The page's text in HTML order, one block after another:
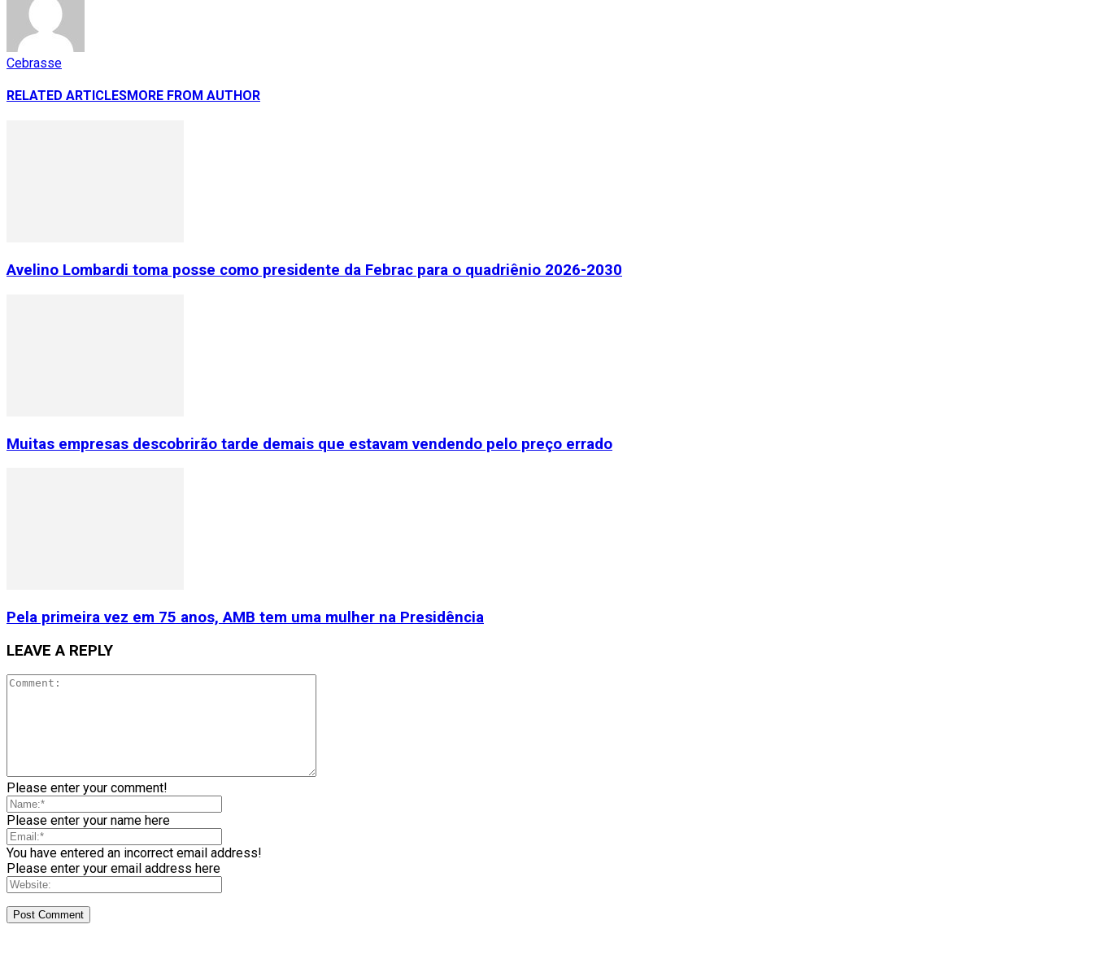
Cebrasse
RELATED ARTICLESMORE FROM AUTHOR
Avelino Lombardi toma posse como presidente da Febrac para o quadriênio 2026-2030
Muitas empresas descobrirão tarde demais que estavam vendendo pelo preço errado
Pela primeira vez em 75 anos, AMB tem uma mulher na Presidência
LEAVE A REPLY
Please enter your comment!
Please enter your name here
You have entered an incorrect email address!
Please enter your email address here